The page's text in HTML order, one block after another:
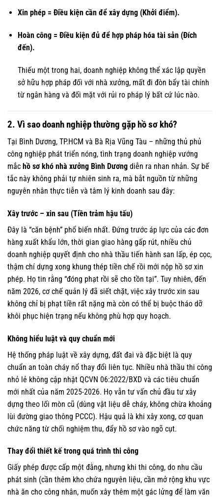
Xin phép = Điều kiện cần để xây dựng (Khởi điểm).
Hoàn công = Điều kiện đủ để hợp pháp hóa tài sản (Đích
đến).
Thiếu một trong hai, doanh nghiệp không thể xác lập quyền
sở hữu hợp pháp đối với nhà xưởng, mất đi đòn bẩy tài chính
từ ngân hàng và đối mặt với rủi ro pháp lý bất cứ lúc nào.
2. Vì sao doanh nghiệp thường gặp hồ sơ khó?
Tại Bình Dương, TP.HCM và Bà Rịa Vũng Tàu – những thủ phủ
công nghiệp phát triển nóng, tình trạng doanh nghiệp vướng
mắc hồ sơ khó nhà xưởng Bình Dương diễn ra nhan nhản. Sự bế
tắc này không phải tự nhiên sinh ra, mà bắt nguồn từ những
nguyên nhân thực tiễn và tâm lý kinh doanh sau đây:
Xây trước – xin sau (Tiền trảm hậu tấu)
Đây là “căn bệnh” phổ biến nhất. Đứng trước áp lực của các đơn
hàng xuất khẩu lớn, thời gian giao hàng gấp rút, nhiều chủ
doanh nghiệp quyết định cho nhà thầu tiến hành san lấp, ép cọc,
thậm chí dựng xong khung thép tiền chế rồi mới nộp hồ sơ xin
phép. Họ tin rằng “đóng phạt rồi sẽ cho tồn tại”. Tuy nhiên, đến
năm 2026, cơ chế quản lý đã siết chặt, việc xây trước xin sau
không chỉ bị phạt tiền rất nặng mà còn có thể bị buộc tháo dỡ
khôi phục hiện trạng nếu không phù hợp quy hoạch.
Không hiểu luật và quy chuẩn mới
Hệ thống pháp luật về xây dựng, đất đai và đặc biệt là quy
chuẩn an toàn cháy nổ thay đổi liên tục. Nhiều nhà thầu thi công
nhỏ lẻ không cập nhật QCVN 06:2022/BXD và các tiêu chuẩn
mới nhất của năm 2025-2026. Họ vẫn tư vấn chủ đầu tư xây
dựng theo lối mòn cũ (dùng vật liệu dễ cháy, không chừa khoảng
lùi đường giao thông PCCC). Hậu quả là khi xây xong, cơ quan
chức năng từ chối nghiệm thu, đẩy hồ sơ vào ngõ cụt.
Thay đổi thiết kế trong quá trình thi công
Giấy phép được cấp một đằng, nhưng khi thi công, do nhu cầu
phát sinh (cần thêm kho chứa nguyên liệu, cần mở rộng khu vực
nhà ăn cho công nhân, muốn xây thêm một gác lửng để làm văn